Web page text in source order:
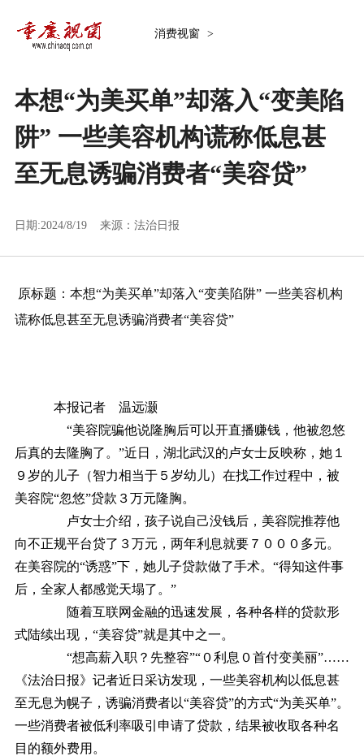
消费视窗 >
本想“为美买单”却落入“变美陷
阱” 一些美容机构谎称低息甚
至无息诱骗消费者“美容贷”
日期:2024/8/19 来源： 法治日报
原标题：本想“为美买单”却落入“变美陷阱” 一些美容机构
谎称低息甚至无息诱骗消费者“美容贷”
本报记者 温远灏
“美容院骗他说隆胸后可以开直播赚钱，他被忽悠
后真的去隆胸了。”近日，湖北武汉的卢女士反映称，她１
９岁的儿子（智力相当于５岁幼儿）在找工作过程中，被
美容院“忽悠”贷款３万元隆胸。
卢女士介绍，孩子说自己没钱后，美容院推荐他
向不正规平台贷了３万元，两年利息就要７０００多元。
在美容院的“诱惑”下，她儿子贷款做了手术。“得知这件事
后，全家人都感觉天塌了。”
随着互联网金融的迅速发展，各种各样的贷款形
式陆续出现，“美容贷”就是其中之一。
“想高薪入职？先整容”“０利息０首付变美丽”……
《法治日报》记者近日采访发现，一些美容机构以低息甚
至无息为幌子，诱骗消费者以“美容贷”的方式“为美买单”。
一些消费者被低利率吸引申请了贷款，结果被收取各种名
目的额外费用。